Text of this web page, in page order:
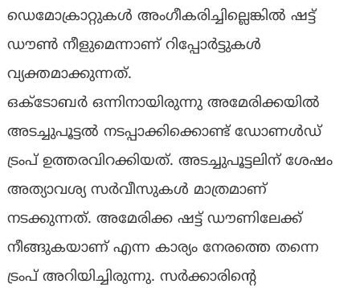
ഡെമോക്രാറ്റുകള്‍ അംഗീകരിച്ചില്ലെങ്കില്‍ ഷട്ട്
ഡൗണ്‍ നീളുമെന്നാണ് റിപ്പോർട്ടുകൾ
വ്യക്തമാക്കുന്നത്.
ഒക്ടോബര്‍ ഒന്നിനായിരുന്നു അമേരിക്കയില്‍
അടച്ചുപൂട്ടല്‍ നടപ്പാക്കിക്കൊണ്ട് ഡോണള്‍ഡ്
ട്രംപ് ഉത്തരവിറക്കിയത്. അടച്ചുപൂട്ടലിന് ശേഷം
അത്യാവശ്യ സര്‍വീസുകള്‍ മാത്രമാണ്
നടക്കുന്നത്. അമേരിക്ക ഷട്ട് ഡൗണിലേക്ക്
നീങ്ങുകയാണ് എന്ന കാര്യം നേരത്തെ തന്നെ
ട്രംപ് അറിയിച്ചിരുന്നു. സര്‍ക്കാരിന്റെ